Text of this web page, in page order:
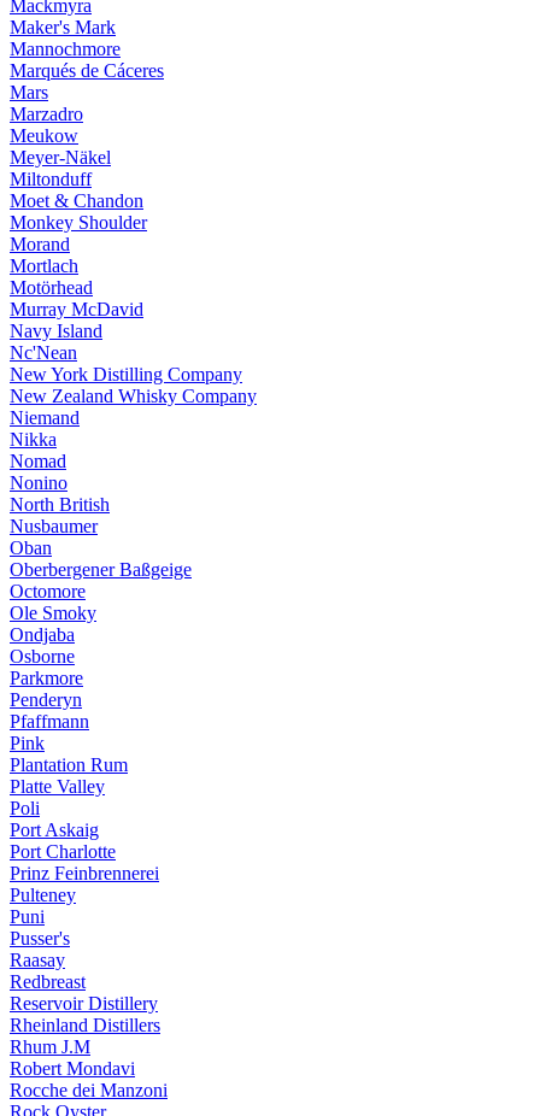
Mackmyra
Maker's Mark
Mannochmore
Marqués de Cáceres
Mars
Marzadro
Meukow
Meyer-Näkel
Miltonduff
Moet & Chandon
Monkey Shoulder
Morand
Mortlach
Motörhead
Murray McDavid
Navy Island
Nc'Nean
New York Distilling Company
New Zealand Whisky Company
Niemand
Nikka
Nomad
Nonino
North British
Nusbaumer
Oban
Oberbergener Baßgeige
Octomore
Ole Smoky
Ondjaba
Osborne
Parkmore
Penderyn
Pfaffmann
Pink
Plantation Rum
Platte Valley
Poli
Port Askaig
Port Charlotte
Prinz Feinbrennerei
Pulteney
Puni
Pusser's
Raasay
Redbreast
Reservoir Distillery
Rheinland Distillers
Rhum J.M
Robert Mondavi
Rocche dei Manzoni